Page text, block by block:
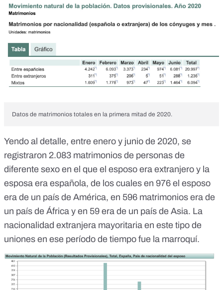
Datos de matrimonios totales en la primera mitad de 2020.
Yendo al detalle, entre enero y junio de 2020, se
registraron 2.083 matrimonios de personas de
diferente sexo en el que el esposo era extranjero y la
esposa era española, de los cuales en 976 el esposo
era de un país de América, en 596 matrimonios era de
un país de África y en 59 era de un país de Asia. La
nacionalidad extranjera mayoritaria en este tipo de
uniones en ese período de tiempo fue la marroquí.